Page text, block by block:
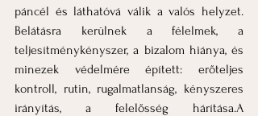
páncél és láthatóvá válik a valós helyzet.
Belátásra kerülnek a félelmek, a
teljesítménykényszer, a bizalom hiánya, és
minezek védelmére épített: erőteljes
kontroll, rutin, rugalmatlanság, kényszeres
irányítás, a felelősség hárítása.A